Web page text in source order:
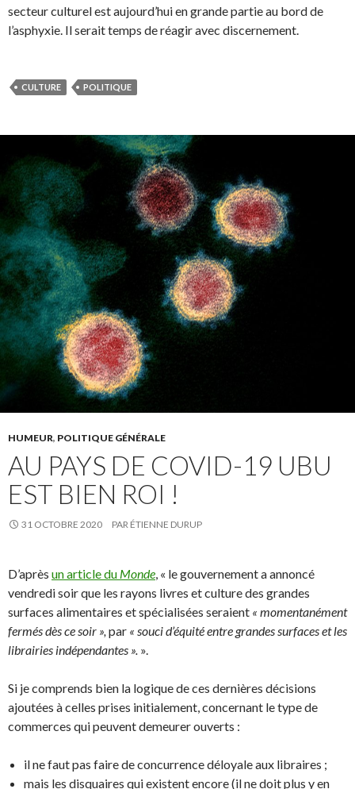
secteur culturel est aujourd’hui en grande partie au bord de
l’asphyxie. Il serait temps de réagir avec discernement.
CULTURE POLITIQUE
HUMEUR, POLITIQUE GÉNÉRALE
AU PAYS DE COVID-19 UBU
EST BIEN ROI !
31 OCTOBRE 2020 PAR ÉTIENNE DURUP
D’après un article du Monde , « le gouvernement a annoncé
vendredi soir que les rayons livres et culture des grandes
surfaces alimentaires et spécialisées seraient « momentanément
fermés dès ce soir », par « souci d’équité entre grandes surfaces et les
librairies indépendantes ». ».
Si je comprends bien la logique de ces dernières décisions
ajoutées à celles prises initialement, concernant le type de
commerces qui peuvent demeurer ouverts :
il ne faut pas faire de concurrence déloyale aux libraires ;
mais les disquaires qui existent encore (il ne doit plus y en